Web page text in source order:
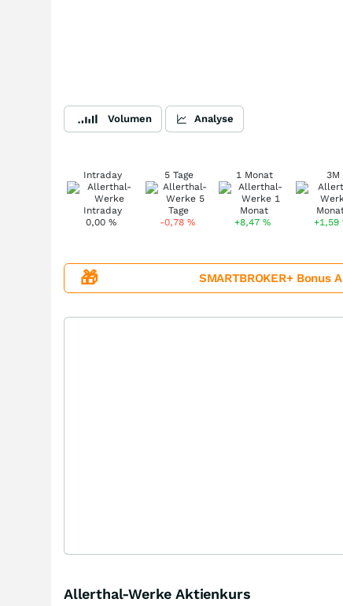
Volumen Analyse
Intraday
0,00%
5 Tage
-0,78 %
1 Monat
+8,47%
3M
+1,59
🎁 SMARTBROKER+
Allerthal-Werke Aktienkurs